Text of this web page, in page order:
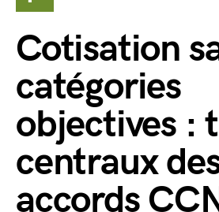
Cotisation
catégories
objectives :
centraux
accords